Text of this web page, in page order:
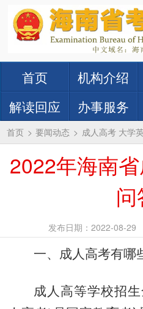
首页 机构介绍
解读回应
办事服务
首页 > 要闻动态 > 成人高考 大学
2022年海南
发布日期：2022-08-29
一、成人高考有哪
成人高等学校招